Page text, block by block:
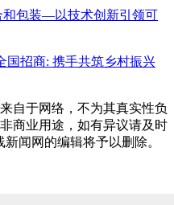
和包装—以技术创新引领可
国招商: 携手共筑乡村振兴
自于网络，不为其真实性负
商业用途，如有异议请及时
新闻网的编辑将予以删除。